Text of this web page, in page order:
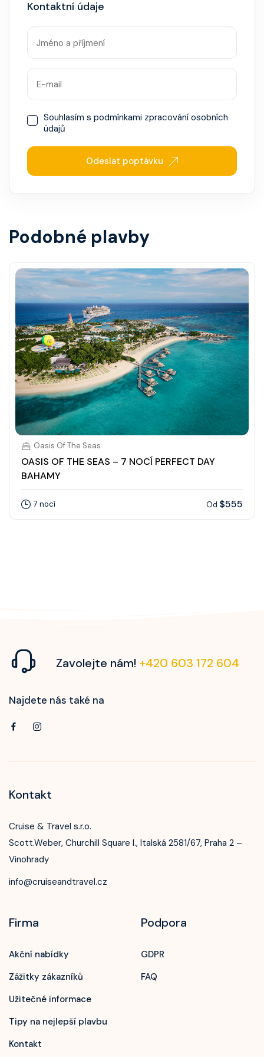
Kontaktní údaje
Souhlasím s podmínkami zpracování osobních
údajů
Odeslat poptávku
Podobné plavby
Oasis Of The Seas
OASIS OF THE SEAS – 7 NOCÍ PERFECT DAY
BAHAMY
7 nocí Od $555
Zavolejte nám! +420 603 172 604
Najdete nás také na
Kontakt
Cruise & Travel s.r.o.
Scott.Weber, Churchill Square I., Italská 2581/67, Praha 2 –
Vinohrady
info@cruiseandtravel.cz
Firma
Akční nabídky
Zážitky zákazníků
Užitečné informace
Tipy na nejlepší plavbu
Kontakt
Podpora
GDPR
FAQ